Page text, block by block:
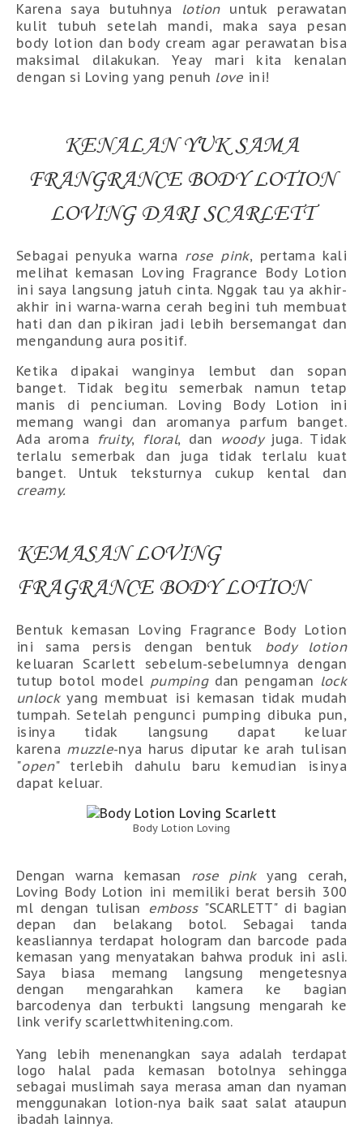
Karena saya butuhnya lotionuntuk perawatan
kulit tubuh setelah mandi, maka saya pesan
body lotion dan body cream agar perawatan bisa
maksimal dilakukan. Yeay mari kita kenalan
dengan si Loving yang penuh love ini!
KENALAN YUK SAMA
FRANGRANCE BODY LOTION
LOVING DARI SCARLETT
Sebagai penyuka warna rose pink, pertama kali
melihat kemasan Loving Fragrance Body Lotion
ini saya langsung jatuh cinta. Nggak tau ya akhir-
akhir ini warna-warna cerah begini tuh membuat
hati dan dan pikiran jadi lebih bersemangat dan
mengandung aura positif.
Ketika dipakai wanginya lembut dan sopan
banget. Tidak begitu semerbak namun tetap
manis di penciuman. Loving Body Lotion ini
memang wangi dan aromanya parfum banget.
Ada aroma
fruity, floral, dan woodyjuga. Tidak
terlalu semerbak dan juga tidak terlalu kuat
banget. Untuk teksturnya cukup kental dan
creamy.
KEMASAN LOVING
FRAGRANCE BODY LOTION
Bentuk kemasan Loving Fragrance Body Lotion
ini sama persis dengan bentuk body lotion
keluaran Scarlett sebelum-sebelumnya dengan
tutup botol model pumping dan pengaman lock
unlockyang membuat isi kemasan tidak mudah
tumpah. Setelah pengunci pumping dibuka pun,
isinya tidak langsung dapat keluar
karena muzzle-nya harus diputar ke arah tulisan
"open" terlebih dahulu baru kemudian isinya
dapat keluar.
Body Lotion Loving
Dengan warna kemasan rose pinkyang cerah,
Loving Body Lotion ini memiliki berat bersih 300
ml dengan tulisan emboss"SCARLETT" di bagian
depan dan belakang botol. Sebagai tanda
keasliannya terdapat hologram dan barcode pada
kemasan yang menyatakan bahwa produk ini asli.
Saya biasa memang langsung mengetesnya
dengan mengarahkan kamera ke bagian
barcodenya dan terbukti langsung mengarah ke
link verify scarlettwhitening.com.
Yang lebih menenangkan saya adalah terdapat
logo halal pada kemasan botolnya sehingga
sebagai muslimah saya merasa aman dan nyaman
menggunakan lotion-nya baik saat salat ataupun
ibadah lainnya.